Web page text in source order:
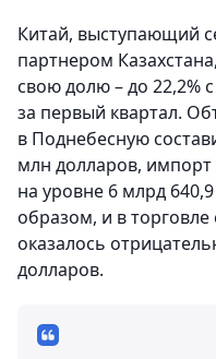
Китай, выступающий
партнером
свою долю – до 22,2%
за первый квартал.
в Поднебесную
млн долларов,
на уровне 6 млрд
образом, и в торговле
оказалось
долларов.